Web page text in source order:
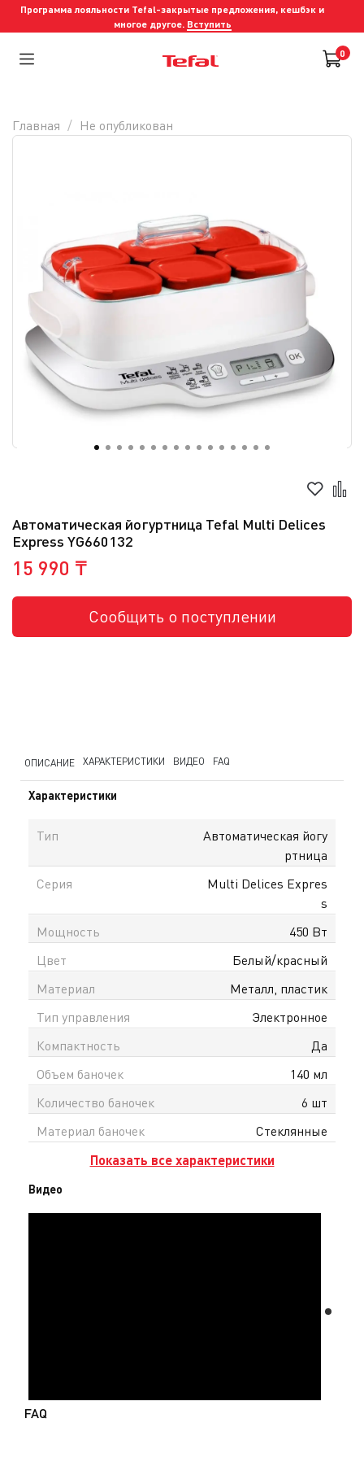
Программа лояльности Tefal-закрытые предложения, кешбэк и
многое другое. Вступить
0
Автоматическая йогуртница Tefal Multi Delices
Express YG660132
15 990 ₸
Сообщить о поступлении
Главная Не опубликован
ОПИСАНИЕ ХАРАКТЕРИСТИКИ ВИДЕО FAQ
Характеристики
Тип
Автоматическая йогу
ртница
Серия
Multi Delices Expres
s
Мощность
450 Вт
Цвет
Белый/красный
Материал
Металл, пластик
Тип управления
Электронное
Компактность
Да
Объем баночек
140 мл
Количество баночек
6 шт
Материал баночек
Стеклянные
Показать все характеристики
Видео
FAQ